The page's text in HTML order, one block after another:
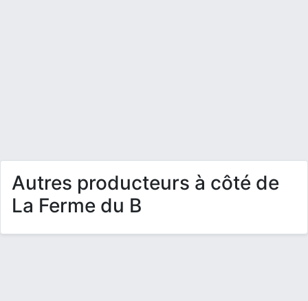
Autres producteurs à côté de
La Ferme du B